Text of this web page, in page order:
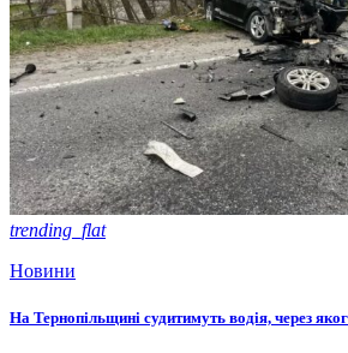
trending_flat
Новини
На Тернопільщині судитимуть водія, через